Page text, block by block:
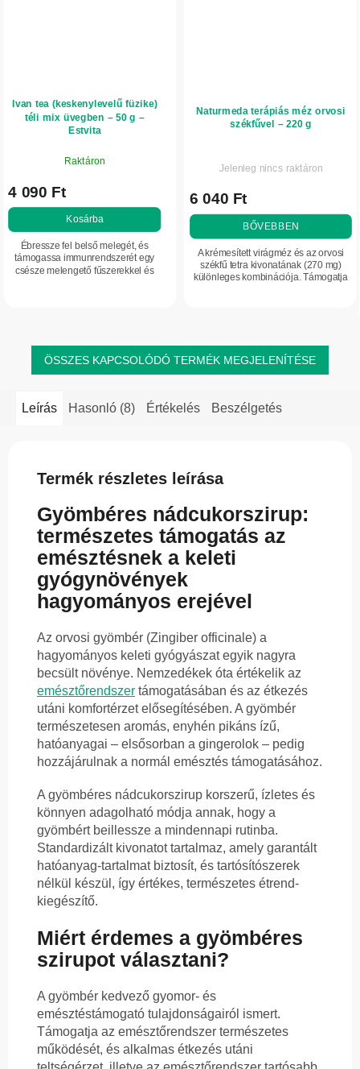
Ivan tea (keskenylevelű füzike)
téli mix üvegben – 50 g –
Estvita
Raktáron
4 090 Ft
Kosárba
Ébressze fel belső melegét, és
támogassa immunrendszerét egy
csésze melengető fűszerekkel és
Naturmeda terápiás méz orvosi
székfűvel – 220 g
Jelenleg nincs raktáron
6 040 Ft
BŐVEBBEN
A krémesített virágméz és az orvosi
székfű tetra kivonatának (270 mg)
különleges kombinációja. Támogatja
ÖSSZES KAPCSOLÓDÓ TERMÉK MEGJELENÍTÉSE
Leírás Hasonló (8) Értékelés Beszélgetés
Termék részletes leírása
Gyömbéres nádcukorszirup:
természetes támogatás az
emésztésnek a keleti
gyógynövények
hagyományos erejével
Az orvosi gyömbér (Zingiber officinale) a
hagyományos keleti gyógyászat egyik nagyra
becsült növénye. Nemzedékek óta értékelik az
emésztőrendszer támogatásában és az étkezés
utáni komfortérzet elősegítésében. A gyömbér
természetesen aromás, enyhén pikáns ízű,
hatóanyagai – elsősorban a gingerolok – pedig
hozzájárulnak a normál emésztés támogatásához.
A gyömbéres nádcukorszirup korszerű, ízletes és
könnyen adagolható módja annak, hogy a
gyömbért beillessze a mindennapi rutinba.
Standardizált kivonatot tartalmaz, amely garantált
hatóanyag-tartalmat biztosít, és tartósítószerek
nélkül készül, így értékes, természetes étrend-
kiegészítő.
Miért érdemes a gyömbéres
szirupot választani?
A gyömbér kedvező gyomor- és
emésztéstámogató tulajdonságairól ismert.
Támogatja az emésztőrendszer természetes
működését, és alkalmas étkezés utáni